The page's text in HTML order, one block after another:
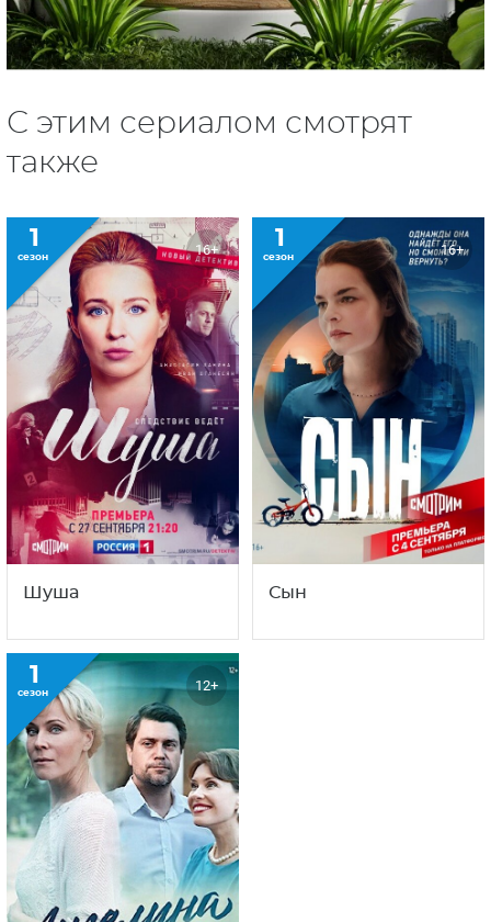
С этим сериалом смотрят
также
1
сезон 16+
Шуша
1
сезон 16+
Сын
1
сезон 12+